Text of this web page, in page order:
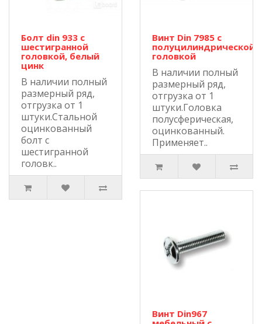
Болт din 933 с
шестигранной
головкой, белый
цинк
В наличии полный
размерный ряд,
отгрузка от 1
штуки.Cтальной
оцинкованный
болт с
шестигранной
головк..
Винт Din 7985 с
полуцилиндрической
головкой
В наличии полный
размерный ряд,
отгрузка от 1
штуки.Головка
полусферическая,
оцинкованный.
Применяет..
Винт Din967